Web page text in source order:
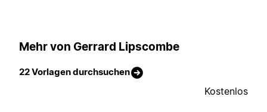
Mehr von Gerrard Lipscombe
22 Vorlagen durchsuchen
Kostenlos